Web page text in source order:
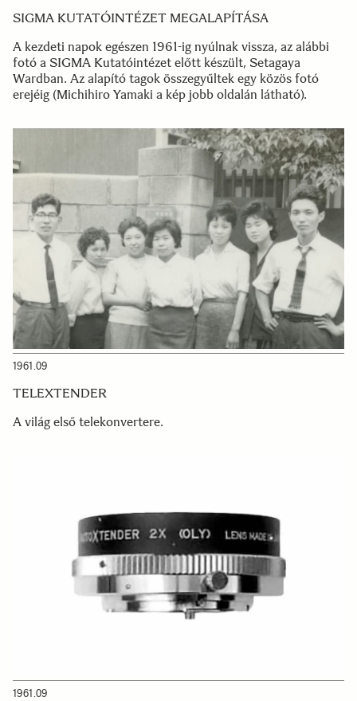
SIGMA KUTATÓINTÉZET MEGALAPÍTÁSA
A kezdeti napok egészen 1961-ig nyúlnak vissza, az alábbi
fotó a SIGMA Kutatóintézet előtt készült, Setagaya
Wardban. Az alapító tagok összegyűltek egy közös fotó
erejéig (Michihiro Yamaki a kép jobb oldalán látható).
1961.09
TELEXTENDER
A világ első telekonvertere.
1961.09